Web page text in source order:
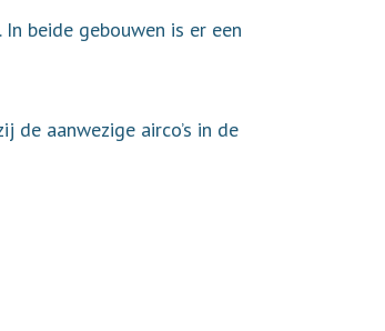
beide gebouwen is er een
de aanwezige airco’s in de